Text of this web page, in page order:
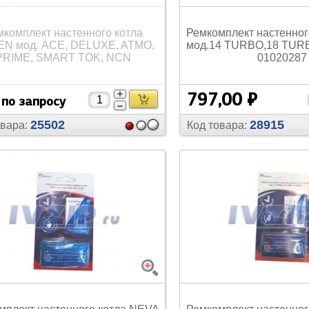
Наборы инструмента
настенного котла
мод. ACE, DELUXE, ATMO,
SMART TOK, NCN
запросу
25502
Ремкомплект
мод.14 TURBO,18
01020287
797,00 ₽
Код товара: 28915